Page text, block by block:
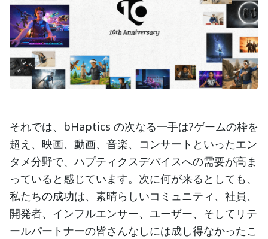
それでは、bHaptics の次なる一手は?ゲームの枠を
超え、映画、動画、音楽、コンサートといったエン
タメ分野で、ハプティクスデバイスへの需要が高ま
っていると感じています。次に何が来るとしても、
私たちの成功は、素晴らしいコミュニティ、社員、
開発者、インフルエンサー、ユーザー、そしてリテ
ールパートナーの皆さんなしには成し得なかったこ